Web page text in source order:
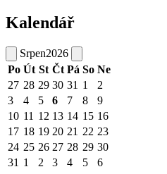
Kalendář
Srpen2026
Po Út St Čt Pá So Ne
27 28 29 30 31 1
2
3
4 5 6 7 8
9
10 11 12 13 14 15 16
17 18 19 20 21 22 23
24 25 26 27 28 29 30
31 1 2 3 4 5 6